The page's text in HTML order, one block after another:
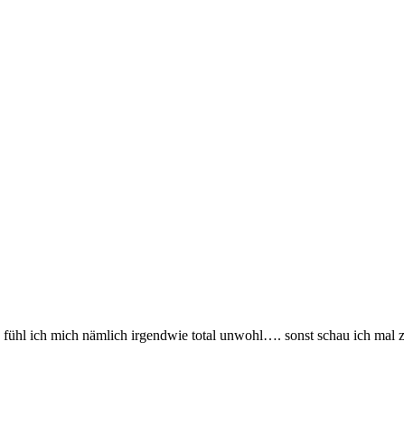
fühl ich mich nämlich irgendwie total unwohl…. sonst schau ich mal